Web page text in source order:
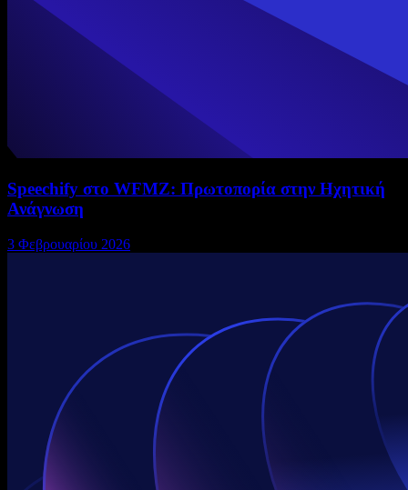
Speechify στο WFMZ: Πρωτοπορία στην Ηχητική
Ανάγνωση
3 Φεβρουαρίου 2026